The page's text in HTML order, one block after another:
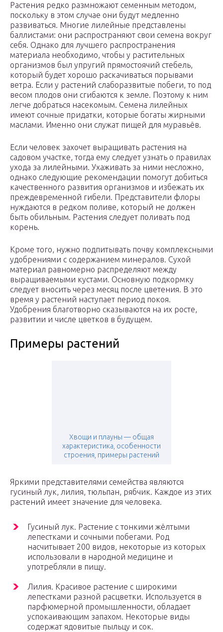
Растения редко размножают семенным методом,
поскольку в этом случае они будут медленно
развиваться. Многие лилейные представлены
баллистами: они распространяют свои семена вокруг
себя. Однако для лучшего распространения
материала необходимо, чтобы у растительных
организмов был упругий прямостоячий стебель,
который будет хорошо раскачиваться порывами
ветра. Если у растений слаборазвитые побеги, то под
весом плодов они сгибаются к земле. Поэтому к ним
легче добраться насекомым. Семена лилейных
имеют сочные придатки, которые богаты жирными
маслами. Именно они служат пищей для муравьёв.
Если человек захочет выращивать растения на
садовом участке, тогда ему следует узнать о правилах
ухода за лилейными. Ухаживать за ними несложно,
однако следующие рекомендации помогут добиться
качественного развития организмов и избежать их
преждевременной гибели. Представители флоры
нуждаются в редком поливе, который не должен
быть обильным. Растения следует поливать под
корень.
Кроме того, нужно подпитывать почву комплексными
удобрениями с содержанием минералов. Сухой
материал равномерно распределяют между
выращиваемыми кустами. Основную подкормку
следует вносить через месяц после цветения. В это
время у растений наступает период покоя.
Удобрения благотворно сказываются на их росте,
развитии и числе цветков в будущем.
Примеры растений
Хвощи и плауны — общая
характеристика, особенности
строения, примеры растений
Яркими представителями семейства являются
гусиный лук, лилия, тюльпан, рябчик. Каждое из этих
растений имеет значение для человека.
Гусиный лук. Растение с тонкими жёлтыми
лепестками и сочными побегами. Род
насчитывает 200 видов, некоторые из которых
использовали в народной медицине и
употребляли в пищу.
Лилия. Красивое растение с широкими
лепестками разной расцветки. Используется в
парфюмерной промышленности, обладает
успокаивающим запахом. Некоторые виды
содержат ядовитые пыльцу и сок.